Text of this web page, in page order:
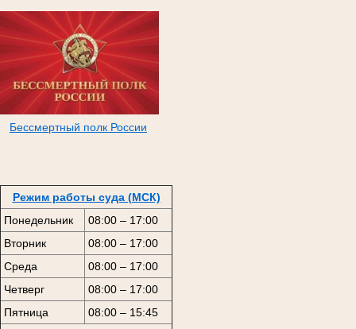
Бессмертный полк России
Режим работы суда (МСК)
Понедельник
08:00 – 17:00
Вторник
08:00 – 17:00
Среда
08:00 – 17:00
Четверг
08:00 – 17:00
Пятница
08:00 – 15:45